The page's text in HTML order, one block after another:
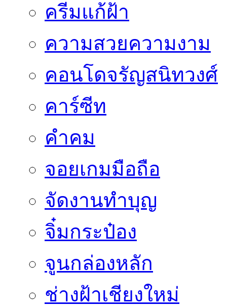
ครีมแก้ฝ้า
ความสวยความงาม
คอนโดจรัญสนิทวงศ์
คาร์ซีท
คำคม
จอยเกมมือถือ
จัดงานทำบุญ
จิ๋มกระป๋อง
จูนกล่องหลัก
ช่างฝ้าเชียงใหม่